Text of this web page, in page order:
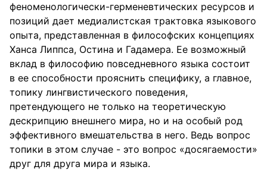
феноменологически-герменевтических ресурсов и
позиций дает медиалистская трактовка языкового
опыта, представленная в философских концепциях
Ханса Липпса, Остина и Гадамера. Ее возможный
вклад в философию повседневного языка состоит
в ее способности прояснить специфику, а главное,
топику лингвистического поведения,
претендующего не только на теоретическую
дескрипцию внешнего мира, но и на особый род
эффективного вмешательства в него. Ведь вопрос
топики в этом случае - это вопрос «досягаемости»
друг для друга мира и языка.